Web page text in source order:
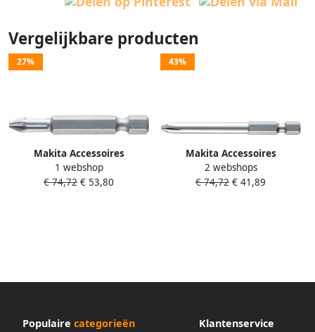
Vergelijkbare producten
27%
Makita Accessoires
Schroefbit PZ2x127 P-13580
1 webshop
€ 74,72 € 53,80
43%
Makita Accessoires
Schroefbit PH2x127 P-13568
2 webshops
€ 74,72 € 41,89
Populaire categorieën Klantenservice